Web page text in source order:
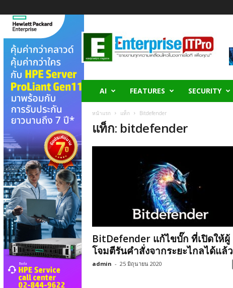
n
T
P
r
o
AI FEATURES SECURITY
หน้าแรก แท็ก Bitdefender
แท็ก: bitdefender
BitDefender แก้ไขบั๊ก ที่เปิดให้ผู้
โจมตีรันคำสั่งจากระยะไกลได้แล้ว
admin - 25 มิถุนายน 2020